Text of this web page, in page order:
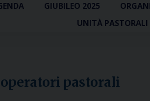
GIUBILEO 2025
UNITÀ PASTORALI
pastorali